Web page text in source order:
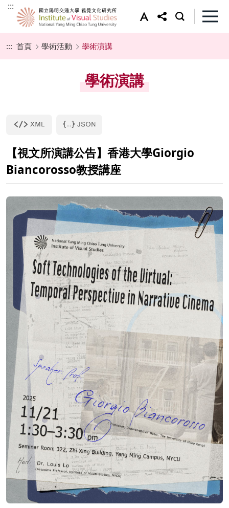
:::
::: 首頁 學術活動 學術演講
學術演講
【視文所演講公告】香港大學Giorgio
Biancorosso教授講座